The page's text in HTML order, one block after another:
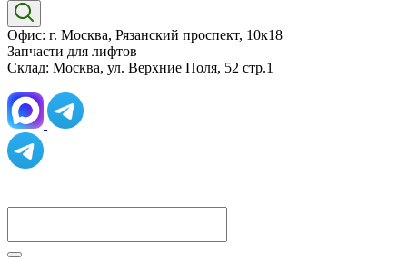
Офис: г. Москва, Рязанский проспект, 10к18
Запчасти для лифтов
Склад: Москва, ул. Верхние Поля, 52 стр.1